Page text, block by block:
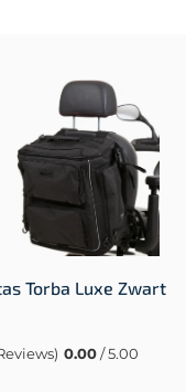
Torba Luxe Zwart
0.00/ 5.00